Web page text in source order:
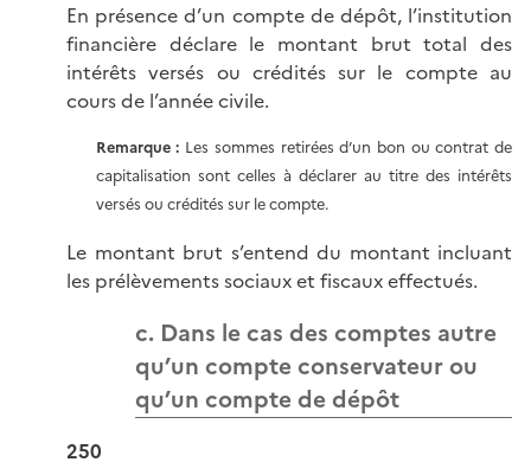
En présence d’un compte de dépôt, l’institution
financière déclare le montant brut total des
intérêts versés ou crédités sur le compte au
cours de l’année civile.
Remarque : Les sommes retirées d’un bon ou contrat de
capitalisation sont celles à déclarer au titre des intérêts
versés ou crédités sur le compte.
Le montant brut s’entend du montant incluant
les prélèvements sociaux et fiscaux effectués.
c. Dans le cas des comptes autre
qu’un compte conservateur ou
qu’un compte de dépôt
250